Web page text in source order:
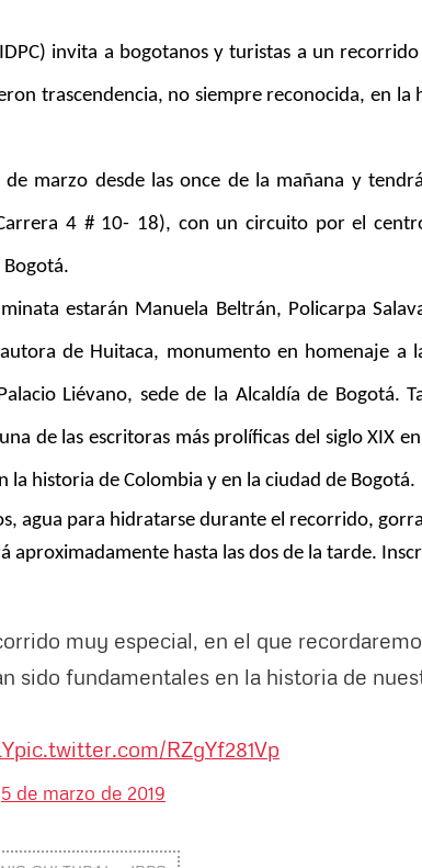
invita a bogotanos y turistas a un
trascendencia, no siempre reconocida, en la
marzo desde las once de la mañana y
4 # 10- 18), con un circuito por el
estarán Manuela Beltrán, Policarpa
de Huitaca, monumento en homenaje a
Liévano, sede de la Alcaldía de Bogotá.
de las escritoras más prolíficas del siglo XIX
historia de Colombia y en la ciudad de Bogotá.
agua para hidratarse durante el recorrido,
aproximadamente hasta las dos de la tarde.
muy especial, en el que
sido fundamentales en la historia de
pic.twitter.com/RZgYf281Vp
5 de marzo de 2019